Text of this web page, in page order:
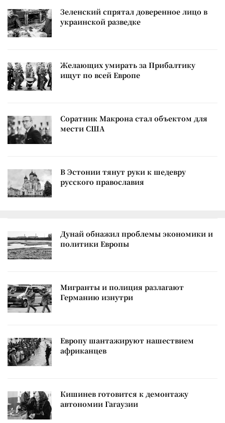
Зеленский спрятал доверенное лицо в
украинской разведке
Желающих умирать за Прибалтику
ищут по всей Европе
Соратник Макрона стал объектом для
мести США
В Эстонии тянут руки к шедевру
русского православия
Дунай обнажил проблемы экономики и
политики Европы
Мигранты и полиция разлагают
Германию изнутри
Европу шантажируют нашествием
африканцев
Кишинев готовится к демонтажу
автономии Гагаузии